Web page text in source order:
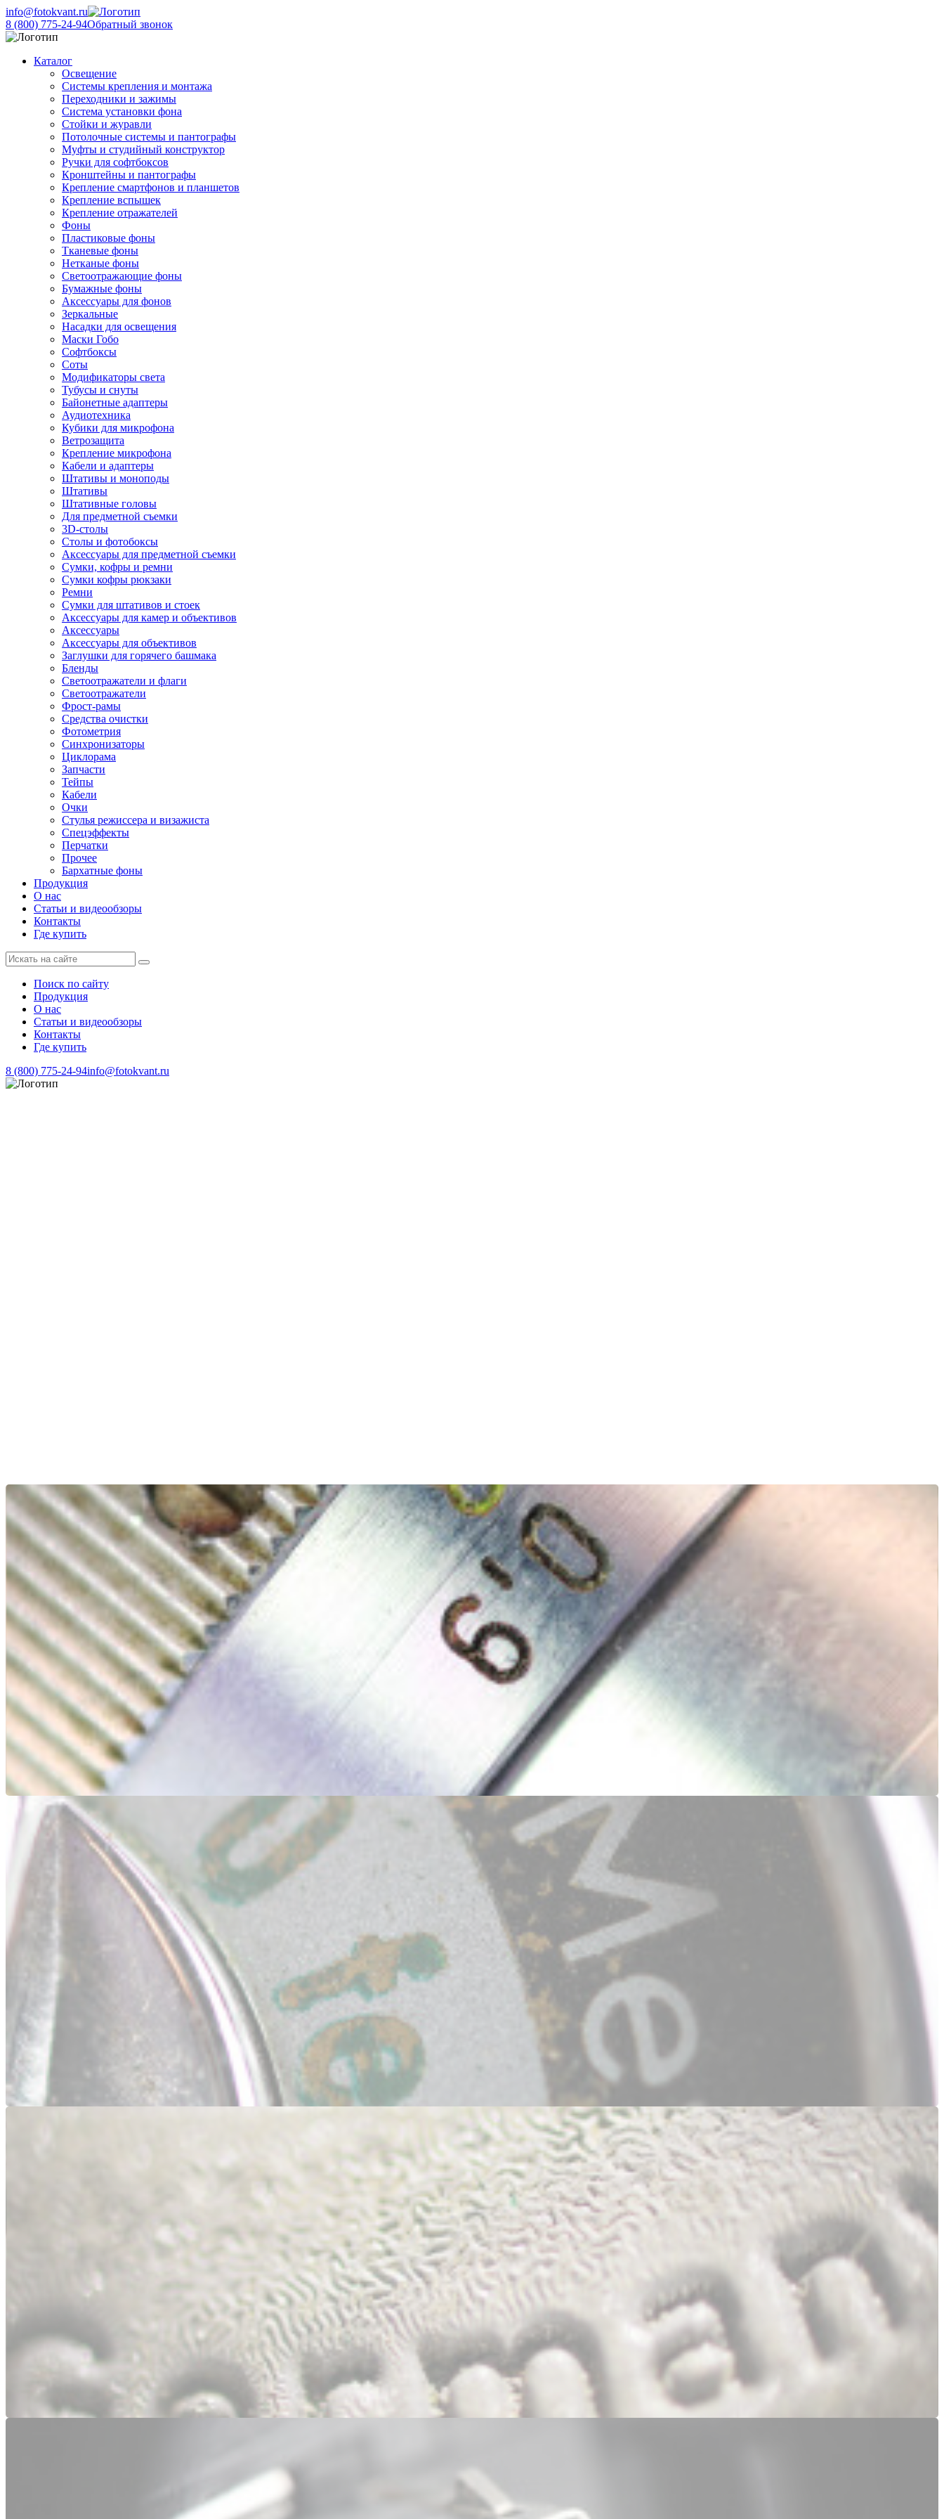
info@fotokvant.ru
8 (800) 775-24-94Обратный звонок
Каталог
Освещение
Системы крепления и монтажа
Переходники и зажимы
Система установки фона
Стойки и журавли
Потолочные системы и пантографы
Муфты и студийный конструктор
Ручки для софтбоксов
Кронштейны и пантографы
Крепление смартфонов и планшетов
Крепление вспышек
Крепление отражателей
Фоны
Пластиковые фоны
Тканевые фоны
Нетканые фоны
Светоотражающие фоны
Бумажные фоны
Аксессуары для фонов
Зеркальные
Насадки для освещения
Маски Гобо
Софтбоксы
Соты
Модификаторы света
Тубусы и снуты
Байонетные адаптеры
Аудиотехника
Кубики для микрофона
Ветрозащита
Крепление микрофона
Кабели и адаптеры
Штативы и моноподы
Штативы
Штативные головы
Для предметной съемки
3D-столы
Столы и фотобоксы
Аксессуары для предметной съемки
Сумки, кофры и ремни
Сумки кофры рюкзаки
Ремни
Сумки для штативов и стоек
Аксессуары для камер и объективов
Аксессуары
Аксессуары для объективов
Заглушки для горячего башмака
Бленды
Светоотражатели и флаги
Светоотражатели
Фрост-рамы
Средства очистки
Фотометрия
Синхронизаторы
Циклорама
Запчасти
Тейпы
Кабели
Очки
Стулья режиссера и визажиста
Спецэффекты
Перчатки
Прочее
Бархатные фоны
Продукция
О нас
Статьи и видеообзоры
Контакты
Где купить
Поиск по сайту
Продукция
О нас
Статьи и видеообзоры
Контакты
Где купить
8 (800) 775-24-94info@fotokvant.ru